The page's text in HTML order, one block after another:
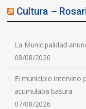
Cultura –
La Municipalidad
08/08/2026
El municipio intervino
acumulaba basura
07/08/2026